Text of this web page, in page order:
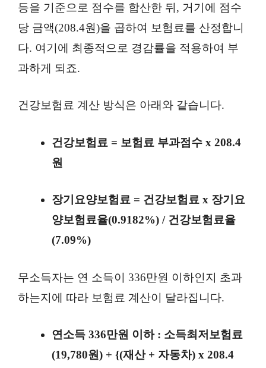
등을 기준으로 점수를 합산한 뒤, 거기에 점수
당 금액(208.4원)을 곱하여 보험료를 산정합니
다. 여기에 최종적으로 경감률을 적용하여 부
과하게 되죠.
건강보험료 계산 방식은 아래와 같습니다.
건강보험료 = 보험료 부과점수 x 208.4
원
장기요양보험료 = 건강보험료 x 장기요
양보험료율(0.9182%) / 건강보험료율
(7.09%)
무소득자는 연 소득이 336만원 이하인지 초과
하는지에 따라 보험료 계산이 달라집니다.
연소득 336만원 이하 : 소득최저보험료
(19,780원) + {(재산 + 자동차) x 208.4